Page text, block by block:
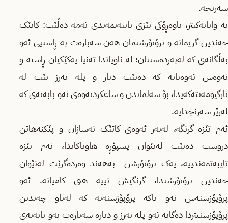
سەرنجە.
بە واتایەکیتر، ناوەڕۆکی تێزی تایبەتمەندی ئەمە دەڵێت: کاتێک
چەندین گریمانە و پرۆپۆزشنمان هەن سەبارەت بە ڕاستيی ئەو
بەڵگانەی کە لەبەردەستتان؛ لە ناویاندا تەنیا یەکێکیان ڕاستە و
ئەوەش ئەوەیانە کە دەبێت دیار و پلە بەرز بێت لە
ئارگیومەنتەکەیدا، بۆ سەلماندن و ساغکردنەوەی ئەو بابەتەی کە
لەژێر سەرنجدایە.
ئەم تێزە گرنگە، لەبەر ئەوەی کاتێک نەسازان و پێکنەهاتن
دروست دەبێت لەنێوان پسپۆڕە هاوتاکاندا، ئەم تێزە
تایبەتمەندییە، یەک پرۆپۆزشن بەهەند وەردەگرێت لەنێوان
چەندین پرۆپۆزشندا، گرنگیش نییە هیی کامیانە. ئەو
پرۆپۆزشنەش ئەو تاکە پرۆپۆزشنەیە کە لەناو چەندین
پرۆپۆزشنیتردا دەگاتە ئەو پلە بەرز و دیارە سەبارەت بەو بابەتەی